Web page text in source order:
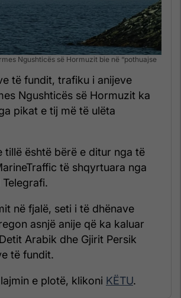
Ngushticës së Hormuzit bie në “pothuajse
të fundit, trafiku i anijeve
Ngushticës së Hormuzit ka
pikat e tij më të ulëta
tillë është bërë e ditur nga të
të shqyrtuara nga
në fjalë, seti i të dhënave
asnjë anije që ka kaluar
Arabik dhe Gjirit Persik
të fundit.
e plotë, klikoni KËTU.